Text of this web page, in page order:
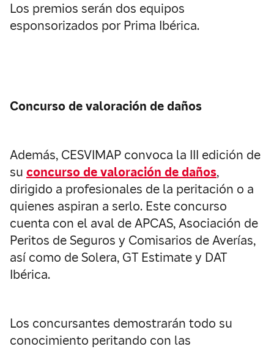
Los premios serán dos equipos
esponsorizados por Prima Ibérica.
Concurso de valoración de daños
Además, CESVIMAP convoca la III edición de
su concurso de valoración de daños,
dirigido a profesionales de la peritación o a
quienes aspiran a serlo. Este concurso
cuenta con el aval de APCAS, Asociación de
Peritos de Seguros y Comisarios de Averías,
así como de Solera, GT Estimate y DAT
Ibérica.
Los concursantes demostrarán todo su
conocimiento peritando con las